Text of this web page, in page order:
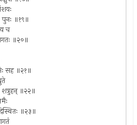
पुनः ॥१९॥
च
॥२०॥
सह ॥२१॥
शत्रुहन् ॥२२॥
॥२३॥